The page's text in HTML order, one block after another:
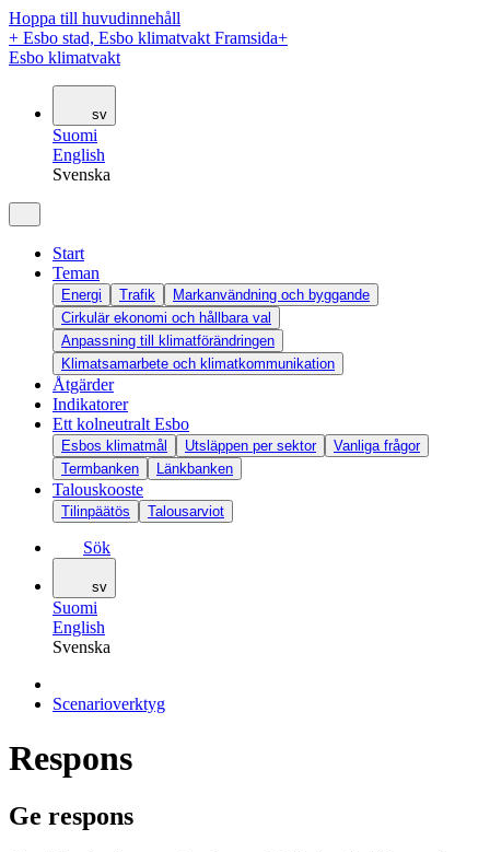
Hoppa till huvudinnehåll
+ Esbo stad, Esbo klimatvakt Framsida+
Esbo klimatvakt
sv
Suomi
English
Svenska
Start
Teman
Energi Trafik
Markanvändning och byggande
Cirkulär ekonomi och hållbara val
Anpassning till klimatförändringen
Klimatsamarbete och klimatkommunikation
Åtgärder
Indikatorer
Ett kolneutralt Esbo
Esbos klimatmål Utsläppen per sektor
Vanliga frågor
Termbanken
Länkbanken
Talouskooste
Tilinpäätös Talousarviot
Sök
sv
Suomi
English
Svenska
Scenarioverktyg
Respons
Ge respons